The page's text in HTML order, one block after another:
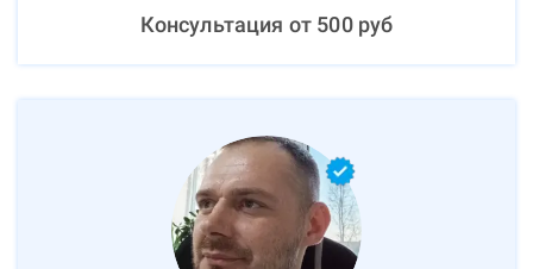
Консультация от 500руб